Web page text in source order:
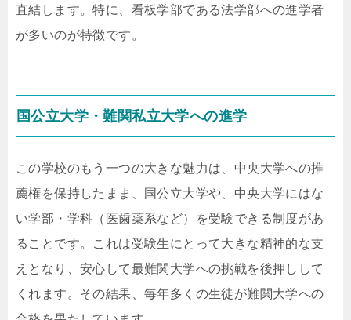
直結します。特に、看板学部である法学部への進学者
が多いのが特徴です。
国公立大学・難関私立大学への進学
この学校のもう一つの大きな魅力は、中央大学への推
薦権を保持したまま、国公立大学や、中央大学にはな
い学部・学科（医歯薬系など）を受験できる制度があ
ることです。これは受験生にとって大きな精神的な支
えとなり、安心して最難関大学への挑戦を後押しして
くれます。その結果、毎年多くの生徒が難関大学への